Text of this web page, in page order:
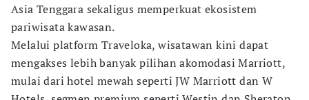
Asia Tenggara sekaligus memperkuat ekosistem
pariwisata kawasan.
Melalui platform Traveloka, wisatawan kini dapat
mengakses lebih banyak pilihan akomodasi Marriott,
mulai dari hotel mewah seperti JW Marriott dan W